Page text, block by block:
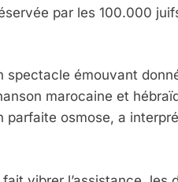
par les 100.000
spectacle émouvant
marocaine et
parfaite osmose, a